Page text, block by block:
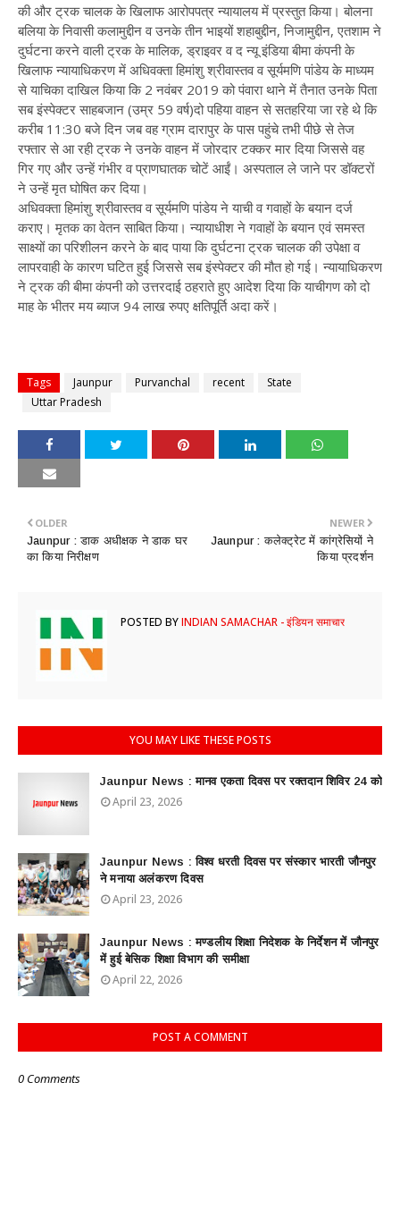
की और ट्रक चालक के खिलाफ आरोपपत्र न्यायालय में प्रस्तुत किया। बोलना
बलिया के निवासी कलामुद्दीन व उनके तीन भाइयों शहाबुद्दीन, निजामुद्दीन, एतशाम ने
दुर्घटना करने वाली ट्रक के मालिक, ड्राइवर व द न्यू इंडिया बीमा कंपनी के
खिलाफ न्यायाधिकरण में अधिवक्ता हिमांशु श्रीवास्तव व सूर्यमणि पांडेय के माध्यम
से याचिका दाखिल किया कि 2 नवंबर 2019 को पंवारा थाने में तैनात उनके पिता
सब इंस्पेक्टर साहबजान (उम्र 59 वर्ष)दो पहिया वाहन से सतहरिया जा रहे थे कि
करीब 11:30 बजे दिन जब वह ग्राम दारापुर के पास पहुंचे तभी पीछे से तेज
रफ्तार से आ रही ट्रक ने उनके वाहन में जोरदार टक्कर मार दिया जिससे वह
गिर गए और उन्हें गंभीर व प्राणघातक चोटें आईं। अस्पताल ले जाने पर डॉक्टरों
ने उन्हें मृत घोषित कर दिया।
अधिवक्ता हिमांशु श्रीवास्तव व सूर्यमणि पांडेय ने याची व गवाहों के बयान दर्ज
कराए। मृतक का वेतन साबित किया। न्यायाधीश ने गवाहों के बयान एवं समस्त
साक्ष्यों का परिशीलन करने के बाद पाया कि दुर्घटना ट्रक चालक की उपेक्षा व
लापरवाही के कारण घटित हुई जिससे सब इंस्पेक्टर की मौत हो गई। न्यायाधिकरण
ने ट्रक की बीमा कंपनी को उत्तरदाई ठहराते हुए आदेश दिया कि याचीगण को दो
माह के भीतर मय ब्याज 94 लाख रुपए क्षतिपूर्ति अदा करें।
Tags Jaunpur Purvanchal recent
State
Uttar Pradesh
NEWER
​Jaunpur : कलेक्ट्रेट में कांग्रेसियों ने
किया प्रदर्शन
OLDER
​Jaunpur : डाक अधीक्षक ने डाक घर
का किया निरीक्षण
POSTED BYINDIAN SAMACHAR - इंडियन समाचार
YOU MAY LIKE THESE POSTS
Jaunpur News : ​मानव एकता दिवस पर रक्तदान शिविर 24 को
April 23, 2026
Jaunpur News : विश्व धरती दिवस पर संस्कार भारती जौनपुर
ने मनाया अलंकरण दिवस
April 23, 2026
Jaunpur News : ​मण्डलीय शिक्षा निदेशक के निर्देशन में जौनपुर
में हुई बेसिक शिक्षा विभाग की समीक्षा
April 22, 2026
POST A COMMENT
0 Comments